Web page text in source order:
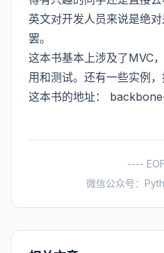
英文对开发人员来说是绝
罢。
这本书基本上涉及了MVC
用和测试。还有一些实例，
这本书的地址：
----
微信公众号：